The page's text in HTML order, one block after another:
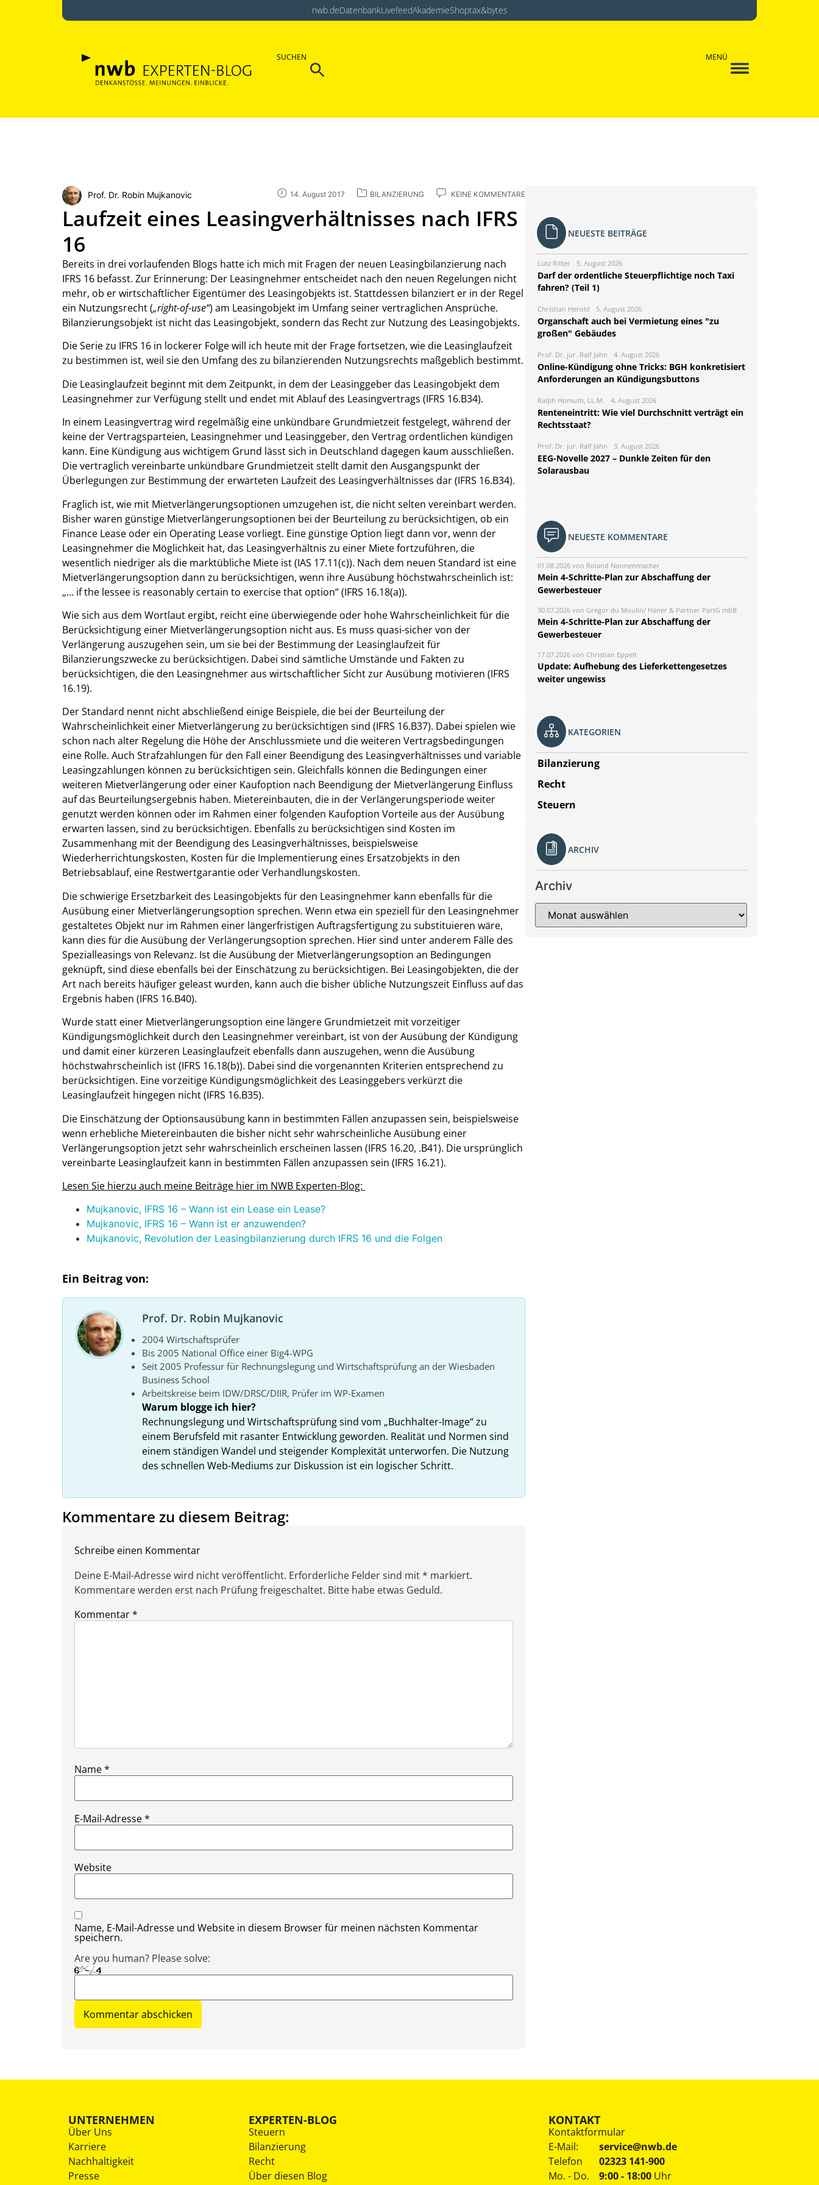
nwb.deDatenbankLivefeedAkademieShoptax&bytes
SUCHEN
Search
MENÜ
Prof. Dr. Robin Mujkanovic 14. August 2017 BILANZIERUNG KEINE KOMMENTARE
Laufzeit eines Leasingverhältnisses nach IFRS
16
Bereits in drei vorlaufenden Blogs hatte ich mich mit Fragen der neuen Leasingbilanzierung nach
IFRS 16 befasst. Zur Erinnerung: Der Leasingnehmer entscheidet nach den neuen Regelungen nicht
mehr, ob er wirtschaftlicher Eigentümer des Leasingobjekts ist. Stattdessen bilanziert er in der Regel
ein Nutzungsrecht („right-of-use“) am Leasingobjekt im Umfang seiner vertraglichen Ansprüche.
Bilanzierungsobjekt ist nicht das Leasingobjekt, sondern das Recht zur Nutzung des Leasingobjekts.
Die Serie zu IFRS 16 in lockerer Folge will ich heute mit der Frage fortsetzen, wie die Leasinglaufzeit
zu bestimmen ist, weil sie den Umfang des zu bilanzierenden Nutzungsrechts maßgeblich bestimmt.
Die Leasinglaufzeit beginnt mit dem Zeitpunkt, in dem der Leasinggeber das Leasingobjekt dem
Leasingnehmer zur Verfügung stellt und endet mit Ablauf des Leasingvertrags (IFRS 16.B34).
In einem Leasingvertrag wird regelmäßig eine unkündbare Grundmietzeit festgelegt, während der
keine der Vertragsparteien, Leasingnehmer und Leasinggeber, den Vertrag ordentlichen kündigen
kann. Eine Kündigung aus wichtigem Grund lässt sich in Deutschland dagegen kaum ausschließen.
Die vertraglich vereinbarte unkündbare Grundmietzeit stellt damit den Ausgangspunkt der
Überlegungen zur Bestimmung der erwarteten Laufzeit des Leasingverhältnisses dar (IFRS 16.B34).
Fraglich ist, wie mit Mietverlängerungsoptionen umzugehen ist, die nicht selten vereinbart werden.
Bisher waren günstige Mietverlängerungsoptionen bei der Beurteilung zu berücksichtigen, ob ein
Finance Lease oder ein Operating Lease vorliegt. Eine günstige Option liegt dann vor, wenn der
Leasingnehmer die Möglichkeit hat, das Leasingverhältnis zu einer Miete fortzuführen, die
wesentlich niedriger als die marktübliche Miete ist (IAS 17.11(c)). Nach dem neuen Standard ist eine
Mietverlängerungsoption dann zu berücksichtigen, wenn ihre Ausübung höchstwahrscheinlich ist:
„… if the lessee is reasonably certain to exercise that option“ (IFRS 16.18(a)).
Wie sich aus dem Wortlaut ergibt, reicht eine überwiegende oder hohe Wahrscheinlichkeit für die
Berücksichtigung einer Mietverlängerungsoption nicht aus. Es muss quasi-sicher von der
Verlängerung auszugehen sein, um sie bei der Bestimmung der Leasinglaufzeit für
Bilanzierungszwecke zu berücksichtigen. Dabei sind sämtliche Umstände und Fakten zu
berücksichtigen, die den Leasingnehmer aus wirtschaftlicher Sicht zur Ausübung motivieren (IFRS
16.19).
Der Standard nennt nicht abschließend einige Beispiele, die bei der Beurteilung der
Wahrscheinlichkeit einer Mietverlängerung zu berücksichtigen sind (IFRS 16.B37). Dabei spielen wie
schon nach alter Regelung die Höhe der Anschlussmiete und die weiteren Vertragsbedingungen
eine Rolle. Auch Strafzahlungen für den Fall einer Beendigung des Leasingverhältnisses und variable
Leasingzahlungen können zu berücksichtigen sein. Gleichfalls können die Bedingungen einer
weiteren Mietverlängerung oder einer Kaufoption nach Beendigung der Mietverlängerung Einfluss
auf das Beurteilungsergebnis haben. Mietereinbauten, die in der Verlängerungsperiode weiter
genutzt werden können oder im Rahmen einer folgenden Kaufoption Vorteile aus der Ausübung
erwarten lassen, sind zu berücksichtigen. Ebenfalls zu berücksichtigen sind Kosten im
Zusammenhang mit der Beendigung des Leasingverhältnisses, beispielsweise
Wiederherrichtungskosten, Kosten für die Implementierung eines Ersatzobjekts in den
Betriebsablauf, eine Restwertgarantie oder Verhandlungskosten.
Die schwierige Ersetzbarkeit des Leasingobjekts für den Leasingnehmer kann ebenfalls für die
Ausübung einer Mietverlängerungsoption sprechen. Wenn etwa ein speziell für den Leasingnehmer
gestaltetes Objekt nur im Rahmen einer längerfristigen Auftragsfertigung zu substituieren wäre,
kann dies für die Ausübung der Verlängerungsoption sprechen. Hier sind unter anderem Fälle des
Spezialleasings von Relevanz. Ist die Ausübung der Mietverlängerungsoption an Bedingungen
geknüpft, sind diese ebenfalls bei der Einschätzung zu berücksichtigen. Bei Leasingobjekten, die der
Art nach bereits häufiger geleast wurden, kann auch die bisher übliche Nutzungszeit Einfluss auf das
Ergebnis haben (IFRS 16.B40).
Wurde statt einer Mietverlängerungsoption eine längere Grundmietzeit mit vorzeitiger
Kündigungsmöglichkeit durch den Leasingnehmer vereinbart, ist von der Ausübung der Kündigung
und damit einer kürzeren Leasinglaufzeit ebenfalls dann auszugehen, wenn die Ausübung
höchstwahrscheinlich ist (IFRS 16.18(b)). Dabei sind die vorgenannten Kriterien entsprechend zu
berücksichtigen. Eine vorzeitige Kündigungsmöglichkeit des Leasinggebers verkürzt die
Leasinglaufzeit hingegen nicht (IFRS 16.B35).
Die Einschätzung der Optionsausübung kann in bestimmten Fällen anzupassen sein, beispielsweise
wenn erhebliche Mietereinbauten die bisher nicht sehr wahrscheinliche Ausübung einer
Verlängerungsoption jetzt sehr wahrscheinlich erscheinen lassen (IFRS 16.20, .B41). Die ursprünglich
vereinbarte Leasinglaufzeit kann in bestimmten Fällen anzupassen sein (IFRS 16.21).
Lesen Sie hierzu auch meine Beiträge hier im NWB Experten-Blog:
Mujkanovic, IFRS 16 – Wann ist ein Lease ein Lease?
Mujkanovic, IFRS 16 – Wann ist er anzuwenden?
Mujkanovic, Revolution der Leasingbilanzierung durch IFRS 16 und die Folgen
Ein Beitrag von:
Prof. Dr. Robin Mujkanovic
2004 Wirtschaftsprüfer
Bis 2005 National Office einer Big4-WPG
Seit 2005 Professur für Rechnungslegung und Wirtschaftsprüfung an der Wiesbaden
Business School
Arbeitskreise beim IDW/DRSC/DIIR, Prüfer im WP-Examen
Warum blogge ich hier?
Rechnungslegung und Wirtschaftsprüfung sind vom „Buchhalter-Image“ zu
einem Berufsfeld mit rasanter Entwicklung geworden. Realität und Normen sind
einem ständigen Wandel und steigender Komplexität unterworfen. Die Nutzung
des schnellen Web-Mediums zur Diskussion ist ein logischer Schritt.
Kommentare zu diesem Beitrag:
Schreibe einen Kommentar
Deine E-Mail-Adresse wird nicht veröffentlicht. Erforderliche Felder sind mit * markiert.
Kommentare werden erst nach Prüfung freigeschaltet. Bitte habe etwas Geduld.
Kommentar*
Name*
E-Mail-Adresse*
Website
Name, E-Mail-Adresse und Website in diesem Browser für meinen nächsten Kommentar
speichern.
Are you human? Please solve:
NEUESTE BEITRÄGE
Lutz Ritter 5. August 2026
Darf der ordentliche Steuerpflichtige noch Taxi
fahren? (Teil 1)
Christian Herold 5. August 2026
Organschaft auch bei Vermietung eines "zu
großen" Gebäudes
Prof. Dr. jur. Ralf Jahn 4. August 2026
Online-Kündigung ohne Tricks: BGH konkretisiert
Anforderungen an Kündigungsbuttons
Ralph Homuth, LL.M. 4. August 2026
Renteneintritt: Wie viel Durchschnitt verträgt ein
Rechtsstaat?
Prof. Dr. jur. Ralf Jahn 3. August 2026
EEG-Novelle 2027 – Dunkle Zeiten für den
Solarausbau
NEUESTE KOMMENTARE
01.08.2026 von Roland Nonnenmacher
Mein 4-Schritte-Plan zur Abschaffung der
Gewerbesteuer
30.07.2026 von Gregor du Moulin/ Häner & Partner PartG mbB
Mein 4-Schritte-Plan zur Abschaffung der
Gewerbesteuer
17.07.2026 von Christian Eppelt
Update: Aufhebung des Lieferkettengesetzes
weiter ungewiss
KATEGORIEN
Bilanzierung
Recht
Steuern
ARCHIV
Archiv
UNTERNEHMEN
Über Uns
Karriere
Nachhaltigkeit
Presse
EXPERTEN-BLOG
Steuern
Bilanzierung
Recht
Über diesen Blog
KONTAKT
Kontaktformular
E-Mail:
service@nwb.de
Telefon
02323 141-900
Mo. - Do.
9:00 - 18:00 Uhr